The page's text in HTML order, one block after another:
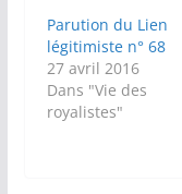
Parution du Lien
légitimiste n° 68
27 avril 2016
Dans "Vie des
royalistes"